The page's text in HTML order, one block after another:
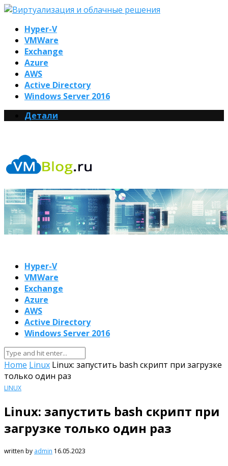
Hyper-V
VMWare
Exchange
Azure
AWS
Active Directory
Windows Server 2016
Детали
Hyper-V
VMWare
Exchange
Azure
AWS
Active Directory
Windows Server 2016
Home Linux Linux: запустить bash скрипт при загрузке
только один раз
LINUX
Linux: запустить bash скрипт при
загрузке только один раз
written by admin 16.05.2023